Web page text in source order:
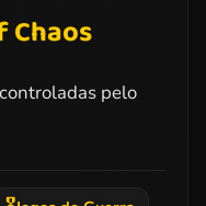
Chaos
pelo